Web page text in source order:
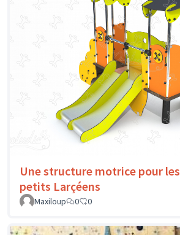
Une structure motrice pour les
petits Larçéens
Maxiloup
0 0